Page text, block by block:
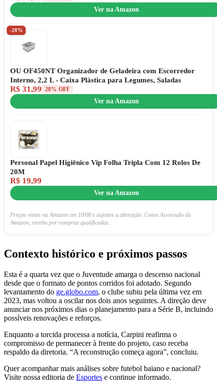
Ver na Amazon
-28%
OU OF450NT Organizador de Geladeira com Escorredor
Interno, 2,2 L - Caixa Plástica para Legumes, Saladas
R$ 31,99 28% OFF
Ver na Amazon
Personal Papel Higiênico Vip Folha Tripla Com 12 Rolos De
20M
R$ 19,99
Ver na Amazon
Preços vistos na Amazon em 10/08 e sujeitos a alteração. Como Associado da
Amazon, recebo por compras qualificadas.
Contexto histórico e próximos passos
Esta é a quarta vez que o Juventude amarga o descenso nacional
desde que o formato de pontos corridos foi adotado. Segundo
levantamento do ge.globo.com, o clube subiu pela última vez em
2023, mas voltou a oscilar nos dois anos seguintes. A direção deve
anunciar nos próximos dias o planejamento para a Série B, incluindo
possíveis renovações e reforços.
Enquanto a torcida processa a notícia, Carpini reafirma o
compromisso de permanecer à frente do projeto, caso receba
respaldo da diretoria. “A reconstrução começa agora”, concluiu.
Quer acompanhar mais análises sobre futebol baiano e nacional?
Visite nossa editoria de Esportes e continue informado.